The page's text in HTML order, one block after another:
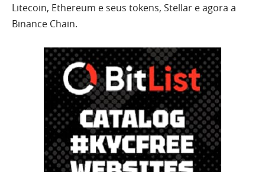
Litecoin, Ethereum e seus tokens, Stellar e agora a
Binance Chain.